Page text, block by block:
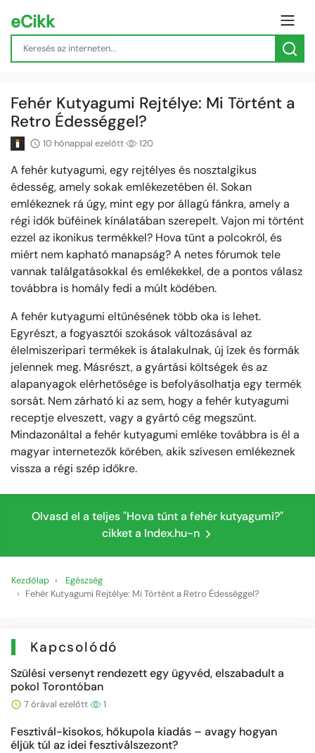
eCikk
Fehér Kutyagumi Rejtélye: Mi Történt a
Retro Édességgel?
10 hónappal ezelőtt 120
A fehér kutyagumi, egy rejtélyes és nosztalgikus
édesség, amely sokak emlékezetében él. Sokan
emlékeznek rá úgy, mint egy por állagú fánkra, amely a
régi idők büféinek kínálatában szerepelt. Vajon mi történt
ezzel az ikonikus termékkel? Hova tűnt a polcokról, és
miért nem kapható manapság? A netes fórumok tele
vannak találgatásokkal és emlékekkel, de a pontos válasz
továbbra is homály fedi a múlt ködében.
A fehér kutyagumi eltűnésének több oka is lehet.
Egyrészt, a fogyasztói szokások változásával az
élelmiszeripari termékek is átalakulnak, új ízek és formák
jelennek meg. Másrészt, a gyártási költségek és az
alapanyagok elérhetősége is befolyásolhatja egy termék
sorsát. Nem zárható ki az sem, hogy a fehér kutyagumi
receptje elveszett, vagy a gyártó cég megszűnt.
Mindazonáltal a fehér kutyagumi emléke továbbra is él a
magyar internetezők körében, akik szívesen emlékeznek
vissza a régi szép időkre.
Olvasd el a teljes "Hova tűnt a fehér kutyagumi?"
cikket a Index.hu-n
Kezdőlap
Egészség
Fehér Kutyagumi Rejtélye: Mi Történt a Retro Édességgel?
Kapcsolódó
Szülési versenyt rendezett egy ügyvéd, elszabadult a
pokol Torontóban
7 órával ezelőtt 1
Fesztivál-kisokos, hőkupola kiadás – avagy hogyan
éljük túl az idei fesztiválszezont?